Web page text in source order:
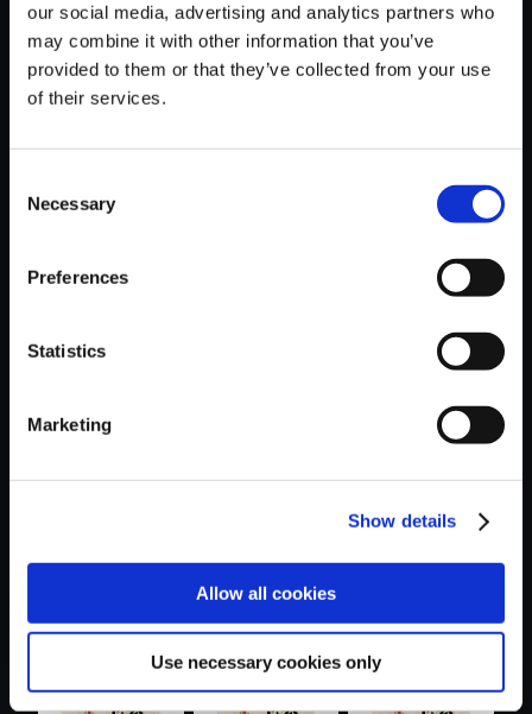
our social media, advertising and analytics partners who
may combine it with other information that you’ve
provided to them or that they’ve collected from your use
of their services.
Selection
Necessary
Preferences
Statistics
Marketing
Show details
Allow all cookies
Use necessary cookies only
【単曲】大神伝 ～小さき太陽～
オリジナル・サウンドトラック
セーブ
おすすめ商品